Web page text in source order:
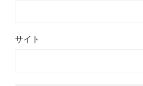
サイト